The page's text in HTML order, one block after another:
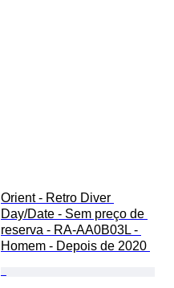
Orient - Retro Diver
Day/Date - Sem preço de
reserva - RA-AA0B03L -
Homem - Depois de 2020